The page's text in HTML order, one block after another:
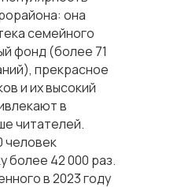
она
семейного
фонд (более 71
прекрасное
и их высокий
в
читателей.
человек
более 42 000 раз.
в 2023 году